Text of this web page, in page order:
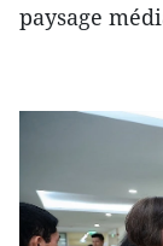
paysage